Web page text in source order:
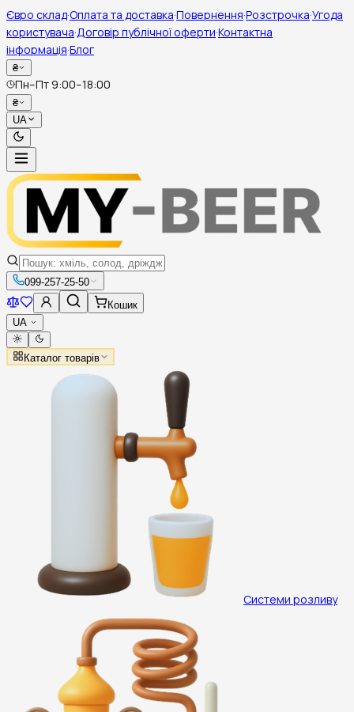
Євро склад·Оплата та доставка·Повернення·Розстрочка·Угода
користувача·Договір публічної оферти·Контактна
інформація·Блог
₴
Пн–Пт 9:00–18:00
₴
UA
099-257-25-50
Кошик
UA
Каталог товарів
Системи розливу